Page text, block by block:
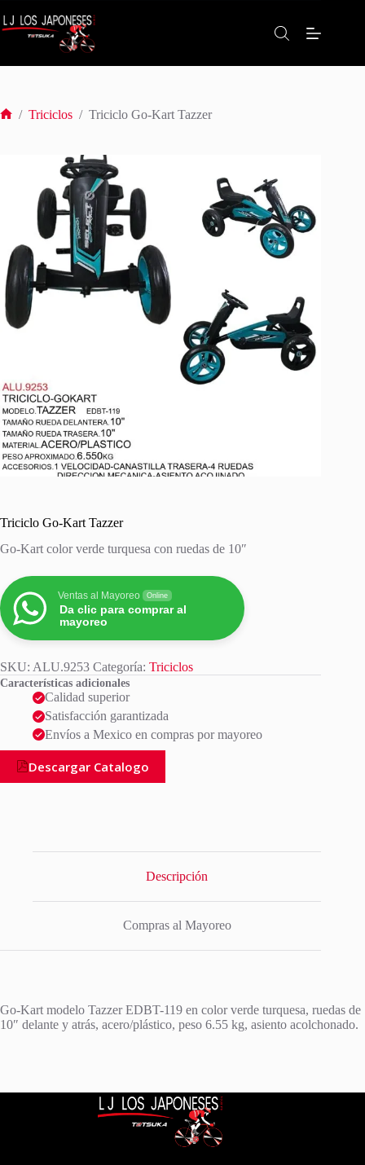
al
contenido
/ Triciclos / Triciclo Go-Kart Tazzer
Triciclo Go-Kart Tazzer
Go-Kart color verde turquesa con ruedas de 10″
Ventas al Mayoreo Online
Da clic para comprar al
mayoreo
SKU: ALU.9253 Categoría: Triciclos
Características adicionales
Calidad superior
Satisfacción garantizada
Envíos a Mexico en compras por mayoreo
Descargar Catalogo
Descripción
Compras al Mayoreo
Go-Kart modelo Tazzer EDBT-119 en color verde turquesa, ruedas de
10″ delante y atrás, acero/plástico, peso 6.55 kg, asiento acolchonado.